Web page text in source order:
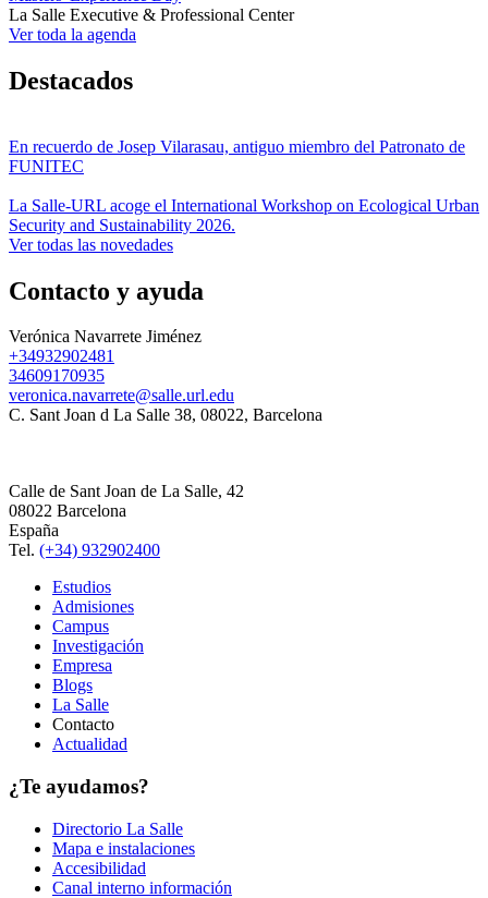
La Salle Executive & Professional Center
Ver toda la agenda
Destacados
En recuerdo de Josep Vilarasau, antiguo miembro del Patronato de
FUNITEC
La Salle-URL acoge el International Workshop on Ecological Urban
Security and Sustainability 2026.
Ver todas las novedades
Contacto y ayuda
Verónica Navarrete Jiménez
+34932902481
34609170935
veronica.navarrete@salle.url.edu
C. Sant Joan d La Salle 38, 08022, Barcelona
Calle de Sant Joan de La Salle, 42
08022 Barcelona
España
Tel. (+34) 932902400
Estudios
Admisiones
Campus
Investigación
Empresa
Blogs
La Salle
Contacto
Actualidad
¿Te ayudamos?
Directorio La Salle
Mapa e instalaciones
Accesibilidad
Canal interno información